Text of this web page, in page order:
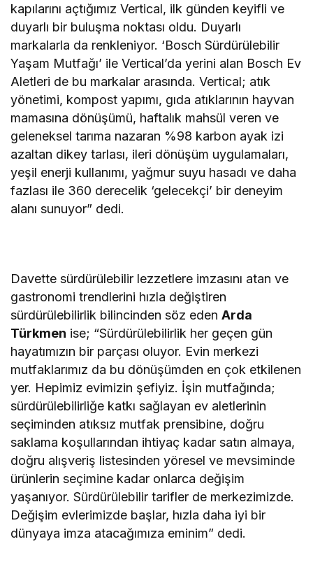
kapılarını açtığımız Vertical, ilk günden keyifli ve
duyarlı bir buluşma noktası oldu. Duyarlı
markalarla da renkleniyor. ‘Bosch Sürdürülebilir
Yaşam Mutfağı’ ile Vertical’da yerini alan Bosch Ev
Aletleri de bu markalar arasında. Vertical; atık
yönetimi, kompost yapımı, gıda atıklarının hayvan
mamasına dönüşümü, haftalık mahsül veren ve
geleneksel tarıma nazaran %98 karbon ayak izi
azaltan dikey tarlası, ileri dönüşüm uygulamaları,
yeşil enerji kullanımı, yağmur suyu hasadı ve daha
fazlası ile 360 derecelik ‘gelecekçi’ bir deneyim
alanı sunuyor” dedi.
Davette sürdürülebilir lezzetlere imzasını atan ve
gastronomi trendlerini hızla değiştiren
sürdürülebilirlik bilincinden söz edenArda
Türkmen ise; “Sürdürülebilirlik her geçen gün
hayatımızın bir parçası oluyor. Evin merkezi
mutfaklarımız da bu dönüşümden en çok etkilenen
yer. Hepimiz evimizin şefiyiz. İşin mutfağında;
sürdürülebilirliğe katkı sağlayan ev aletlerinin
seçiminden atıksız mutfak prensibine, doğru
saklama koşullarından ihtiyaç kadar satın almaya,
doğru alışveriş listesinden yöresel ve mevsiminde
ürünlerin seçimine kadar onlarca değişim
yaşanıyor. Sürdürülebilir tarifler de merkezimizde.
Değişim evlerimizde başlar, hızla daha iyi bir
dünyaya imza atacağımıza eminim” dedi.